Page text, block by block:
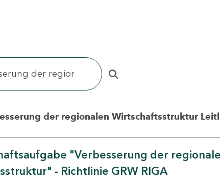
der regionalen Wirtschaftsstruktur
"Verbesserung der
- Richtlinie GRW RIGA